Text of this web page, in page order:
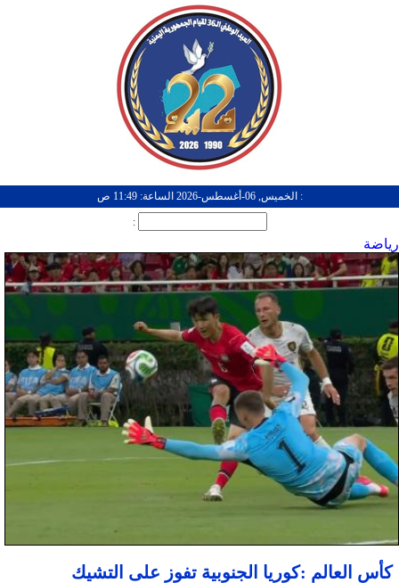
: الخميس, 06-أغسطس-2026 الساعة: 11:49 ص
:
رياضة
كأس العالم :كوريا الجنوبية تفوز على التشيك